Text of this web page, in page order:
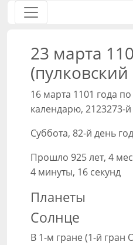
23 марта
16 марта 1101 года
календарю, 2123273-
Суббота, 82-й день
Прошло 925 лет, 4
4 минуты, 16 секунд
Планеты
Солнце
В 1-м гране (1-й гран